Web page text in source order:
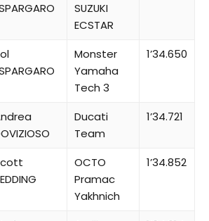
SUZUKI
ECSTAR
Monster
Yamaha
Tech 3
1’34.650
Ducati
Team
1’34.721
OCTO
Pramac
Yakhnich
1’34.852